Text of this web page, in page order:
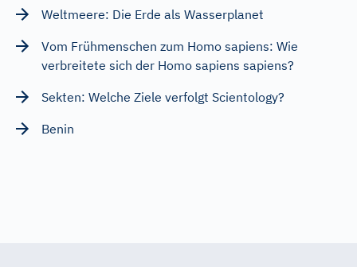
Weltmeere: Die Erde als Wasserplanet
Vom Frühmenschen zum Homo sapiens: Wie
verbreitete sich der Homo sapiens sapiens?
Sekten: Welche Ziele verfolgt Scientology?
Benin